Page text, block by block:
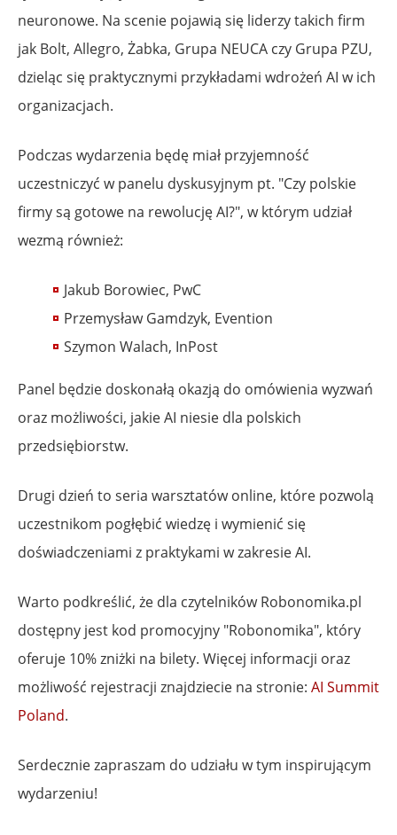
neuronowe. Na scenie pojawią się liderzy takich firm
jak Bolt, Allegro, Żabka, Grupa NEUCA czy Grupa PZU,
dzieląc się praktycznymi przykładami wdrożeń AI w ich
organizacjach.
Podczas wydarzenia będę miał przyjemność
uczestniczyć w panelu dyskusyjnym pt. "Czy polskie
firmy są gotowe na rewolucję AI?", w którym udział
wezmą również:
Jakub Borowiec, PwC
Przemysław Gamdzyk, Evention
Szymon Walach, InPost
Panel będzie doskonałą okazją do omówienia wyzwań
oraz możliwości, jakie AI niesie dla polskich
przedsiębiorstw.
Drugi dzień to seria warsztatów online, które pozwolą
uczestnikom pogłębić wiedzę i wymienić się
doświadczeniami z praktykami w zakresie AI.
Warto podkreślić, że dla czytelników Robonomika.pl
dostępny jest kod promocyjny "Robonomika", który
oferuje 10% zniżki na bilety. Więcej informacji oraz
możliwość rejestracji znajdziecie na stronie: AI Summit
Poland.
Serdecznie zapraszam do udziału w tym inspirującym
wydarzeniu!